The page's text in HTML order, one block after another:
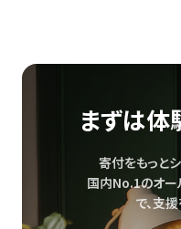
まずは体
寄付をもっと
国内No.1のオー
で、支援